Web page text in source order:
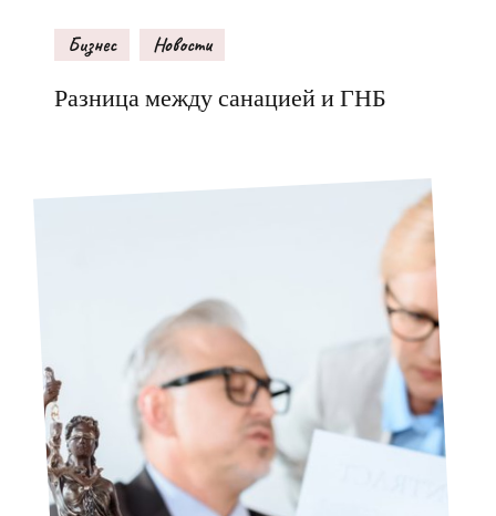
Бизнес Новости
Разница между санацией и ГНБ